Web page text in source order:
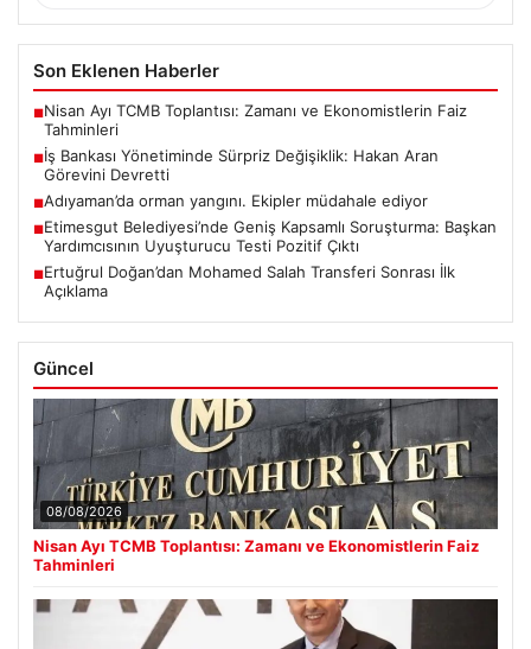
Son Eklenen Haberler
■Nisan Ayı TCMB Toplantısı: Zamanı ve Ekonomistlerin Faiz
Tahminleri
■İş Bankası Yönetiminde Sürpriz Değişiklik: Hakan Aran
Görevini Devretti
■Adıyaman’da orman yangını. Ekipler müdahale ediyor
■Etimesgut Belediyesi’nde Geniş Kapsamlı Soruşturma: Başkan
Yardımcısının Uyuşturucu Testi Pozitif Çıktı
■Ertuğrul Doğan’dan Mohamed Salah Transferi Sonrası İlk
Açıklama
Güncel
08/08/2026
Nisan Ayı TCMB Toplantısı: Zamanı ve Ekonomistlerin Faiz
Tahminleri